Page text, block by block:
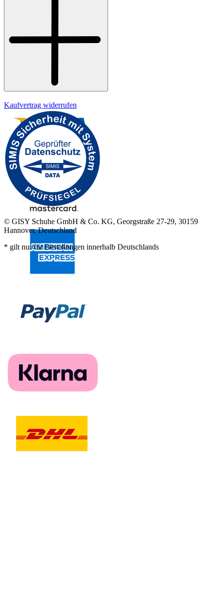
Kaufvertrag widerrufen
© GISY Schuhe GmbH & Co. KG, Georgstraße 27-29, 30159
Hannover, Deutschland
* gilt nur für Bestellungen innerhalb Deutschlands